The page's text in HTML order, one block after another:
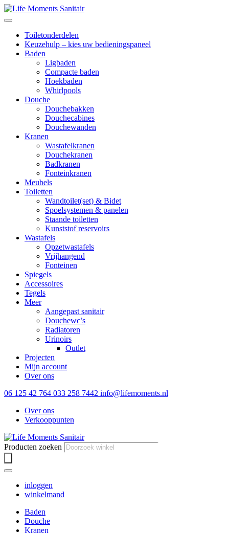
Toiletonderdelen
Keuzehulp – kies uw bedieningspaneel
Baden
Ligbaden
Compacte baden
Hoekbaden
Whirlpools
Douche
Douchebakken
Douchecabines
Douchewanden
Kranen
Wastafelkranen
Douchekranen
Badkranen
Fonteinkranen
Meubels
Toiletten
Wandtoilet(set) & Bidet
Spoelsystemen & panelen
Staande toiletten
Kunststof reservoirs
Wastafels
Opzetwastafels
Vrijhangend
Fonteinen
Spiegels
Accessoires
Tegels
Meer
Aangepast sanitair
Douchewc’s
Radiatoren
Urinoirs
Outlet
Projecten
Mijn account
Over ons
06 125 42 764 033 258 7442 info@lifemoments.nl
Over ons
Verkooppunten
Producten zoeken
inloggen
winkelmand
Baden
Douche
Kranen